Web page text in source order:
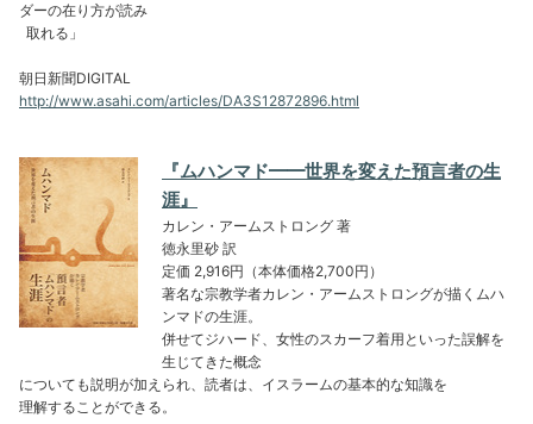
ダーの在り方が読み
取れる」
朝日新聞DIGITAL
http://www.asahi.com/articles/DA3S12872896.html
『ムハンマド━━世界を変えた預言者の生
涯』
カレン・アームストロング 著
徳永里砂 訳
定価 2,916円（本体価格2,700円）
著名な宗教学者カレン・アームストロングが描くムハ
ンマドの生涯。
併せてジハード、女性のスカーフ着用といった誤解を
生じてきた概念
についても説明が加えられ、読者は、イスラームの基本的な知識を
理解することができる。